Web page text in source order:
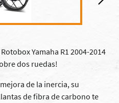
Yamaha R1 2004-2014
dos ruedas!
de la inercia, su
de fibra de carbono te